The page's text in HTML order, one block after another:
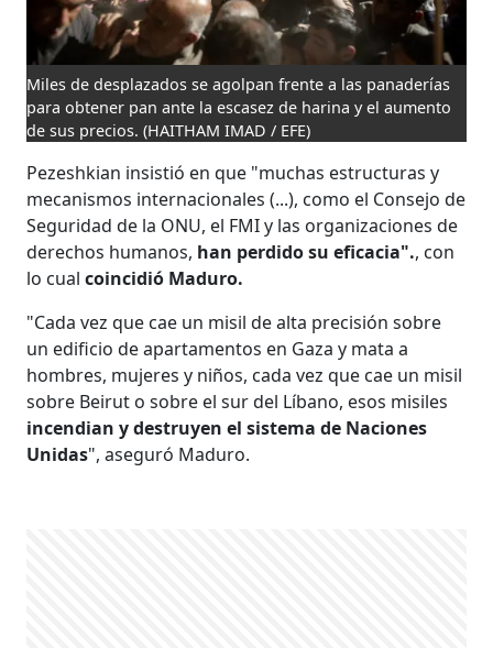
Miles de desplazados se agolpan frente a las panaderías
para obtener pan ante la escasez de harina y el aumento
de sus precios. (HAITHAM IMAD / EFE)
Pezeshkian insistió en que "muchas estructuras y
mecanismos internacionales (...), como el Consejo de
Seguridad de la ONU, el FMI y las organizaciones de
derechos humanos, han perdido su eficacia".​​​, con
lo cualcoincidió Maduro.
"Cada vez que cae un misil de alta precisión sobre
un edificio de apartamentos en Gaza y mata a
hombres, mujeres y niños, cada vez que cae un misil
sobre Beirut o sobre el sur del Líbano, esos misiles
incendian y destruyen el sistema de Naciones
Unidas", aseguró Maduro.